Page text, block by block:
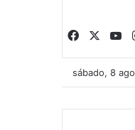
Facebook
sábado, 8